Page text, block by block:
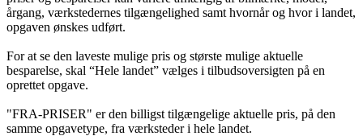
årgang, værkstedernes tilgængelighed samt hvornår og hvor i landet,
opgaven ønskes udført.
For at se den laveste mulige pris og største mulige aktuelle
besparelse, skal “Hele landet” vælges i tilbudsoversigten på en
oprettet opgave.
"FRA-PRISER" er den billigst tilgængelige aktuelle pris, på den
samme opgavetype, fra værksteder i hele landet.